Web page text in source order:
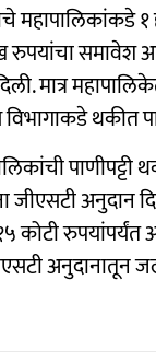
समावेश
मात्र
थकीत
पाणीपट्टी
जीएसटी अनुदान
रुपयांपर्यंत
अनुदानातून